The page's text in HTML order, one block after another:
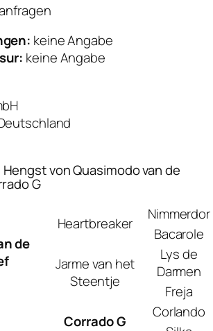
keine Angabe
keine Angabe
von Quasimodo van de
G
de
Heartbreaker
Nimmerdor
Bacarole
Jarme van het
Steentje
Lys de
Darmen
Freja
Corrado G
Corlando